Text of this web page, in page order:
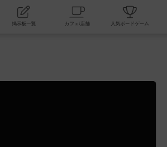
コミュニティ 掲示板一覧 カフェ/店舗